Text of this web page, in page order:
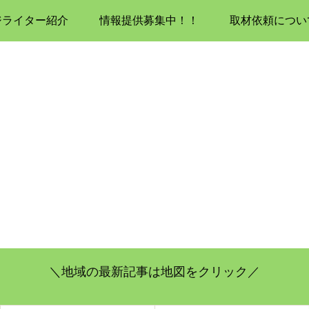
ライター紹介 情報提供募集中！！ 取材依頼につい
＼地域の最新記事は地図をクリック／